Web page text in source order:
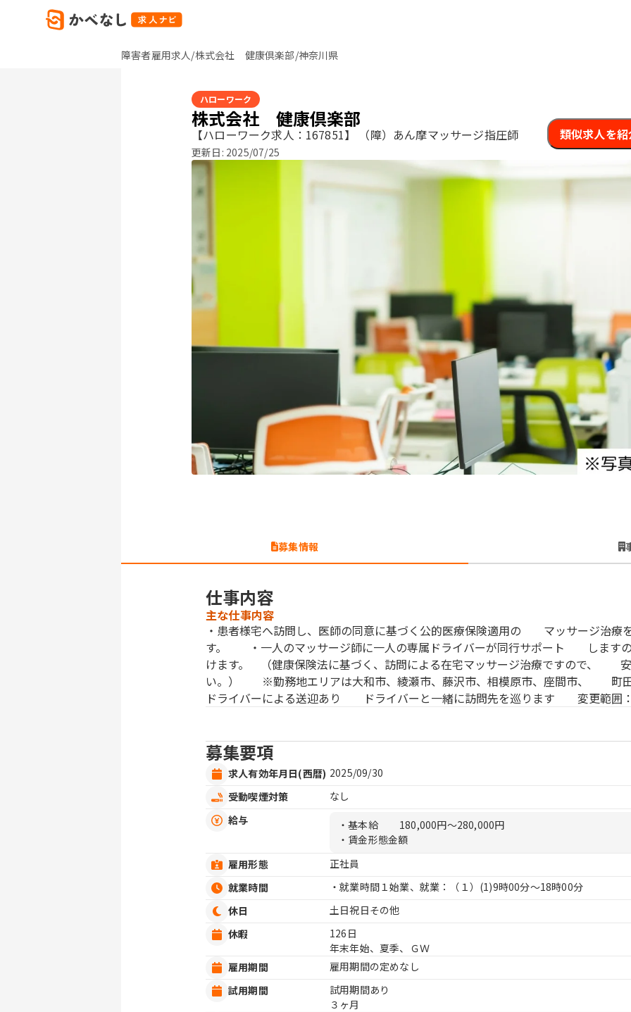
障害者雇用求人/株式会社 健康倶楽部/神奈川県
ハローワーク
株式会社 健康倶楽部
【ハローワーク求人：167851】 （障）あん摩マッサージ指圧師
更新日: 2025/07/25
類似求人を
募集情報
仕事内容
主な仕事内容
・患者様宅へ訪問し、医師の同意に基づく公的医療保険適用の マッサージ治療
す。 ・一人のマッサージ師に一人の専属ドライバーが同行サポート しますの
けます。 （健康保険法に基づく、訪問による在宅マッサージ治療ですので、
い。） ※勤務地エリアは大和市、綾瀬市、藤沢市、相模原市、座間市、
ドライバーによる送迎あり ドライバーと一緒に訪問先を巡ります 変更範囲
募集要項
求人有効年月日(西暦) 2025/09/30
受動喫煙対策
なし
給与
・基本給
180,000円〜280,000円
・賃金形態金額
雇用形態
正社員
就業時間
・就業時間１始業、就業：（１） (1)9時00分〜18時00分
休日
土日祝日その他
休暇
126日
年末年始、夏季、ＧＷ
雇用期間
雇用期間の定めなし
試用期間
試用期間あり
３ヶ月